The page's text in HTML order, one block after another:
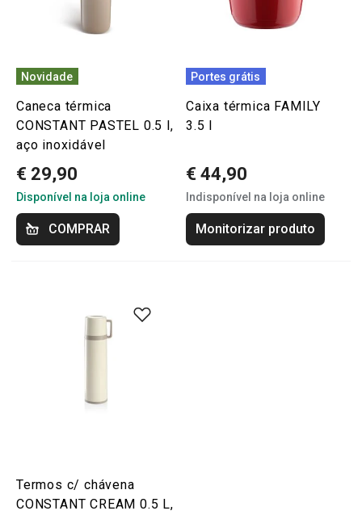
Novidade
Caneca térmica
CONSTANT PASTEL 0.5 l,
aço inoxidável
€ 29,90
Disponível na loja online
COMPRAR
Portes grátis
Caixa térmica FAMILY
3.5 l
€ 44,90
Indisponível na loja online
Monitorizar produto
Termos c/ chávena
CONSTANT CREAM 0.5 L,